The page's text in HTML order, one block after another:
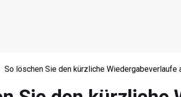
So löschen Sie den kürzliche Wiedergabeverlaufe